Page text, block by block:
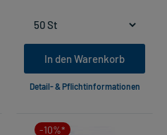
In den Warenkorb
Detail- & Pflichtinformationen
-10%*